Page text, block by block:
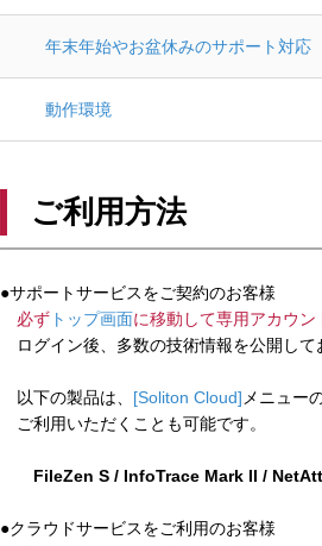
年末年始やお盆休みのサポート対応
動作環境
ご利用方法
●サポートサービスをご契約のお客様
必ず トップ画面に移動して専用アカウン
ログイン後、多数の技術情報を公開して
以下の製品は、 [Soliton Cloud] メニュー
ご利用いただくことも可能です。
FileZen S / InfoTrace Mark II /
●クラウドサービスをご利用のお客様